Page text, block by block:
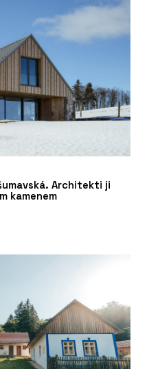
Architekti ji
kamenem